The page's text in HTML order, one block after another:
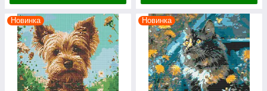
Новинка Новинка